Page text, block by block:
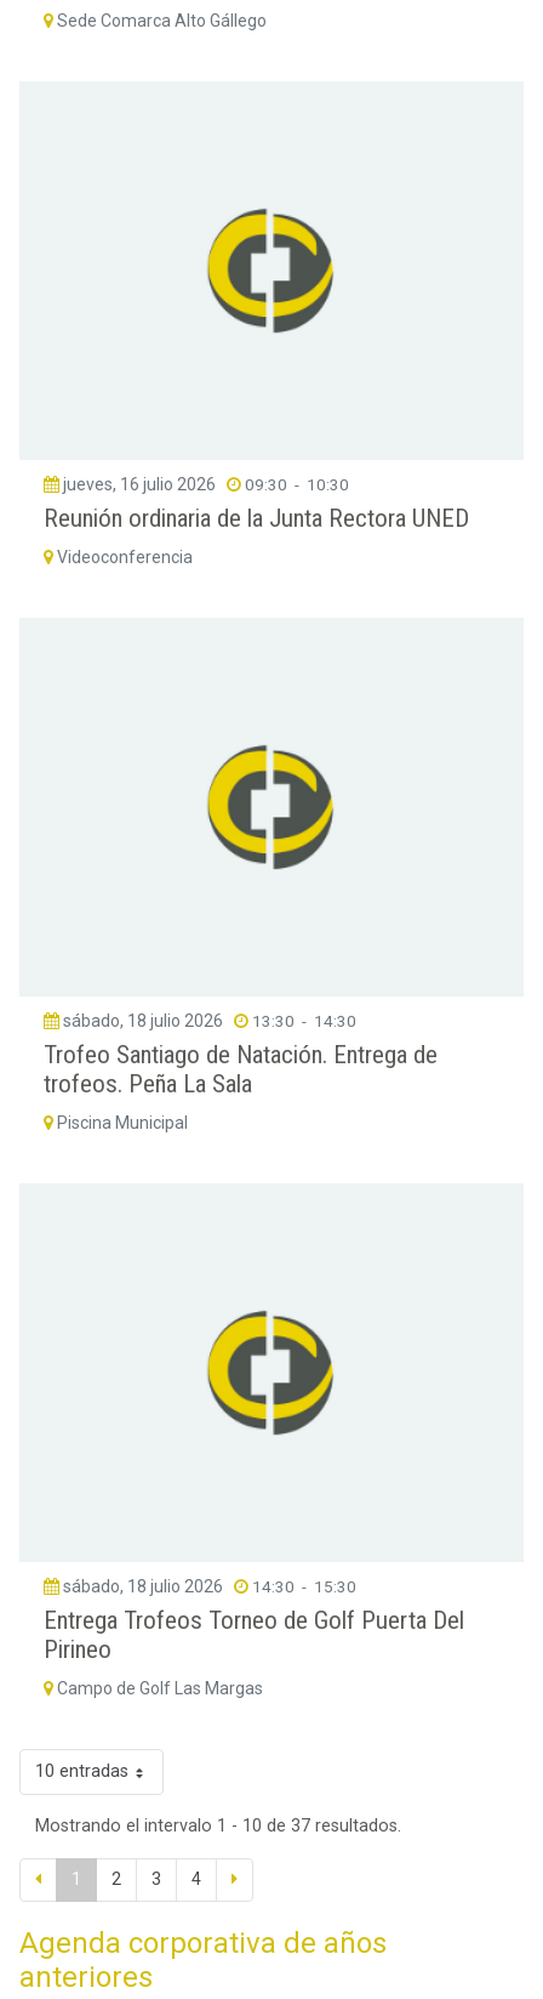
Sede Comarca Alto Gállego
jueves, 16 julio 2026 09:30 - 10:30
Reunión ordinaria de la Junta Rectora UNED
Videoconferencia
sábado, 18 julio 2026 13:30 - 14:30
Trofeo Santiago de Natación. Entrega de
trofeos. Peña La Sala
Piscina Municipal
sábado, 18 julio 2026 14:30 - 15:30
Entrega Trofeos Torneo de Golf Puerta Del
Pirineo
Campo de Golf Las Margas
10 entradas
Mostrando el intervalo 1 - 10 de 37 resultados.
1 2 3 4
Agenda corporativa de años
anteriores